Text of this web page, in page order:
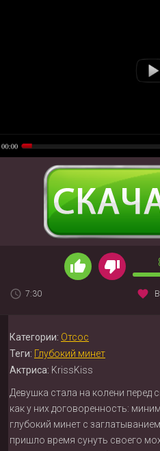
7:30
Категории: Отсос
Теги: Глубокий минет
Актриса: KrissKiss
Девушка стала на колени
как у них договоренность:
глубокий минет с
пришло время сунуть своего